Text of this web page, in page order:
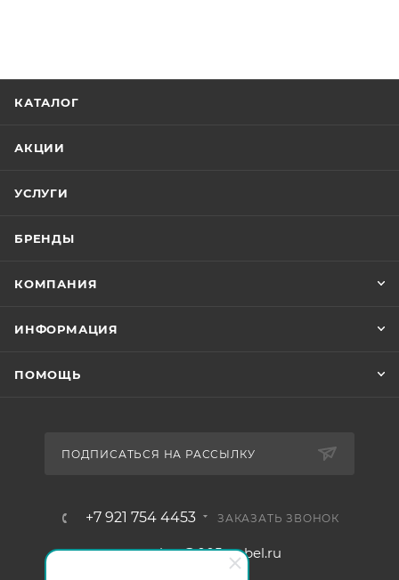
КАТАЛОГ
АКЦИИ
УСЛУГИ
БРЕНДЫ
КОМПАНИЯ
ИНФОРМАЦИЯ
ПОМОЩЬ
ПОДПИСАТЬСЯ НА РАССЫЛКУ
+7 921 754 4453 ЗАКАЗАТЬ ЗВОНОК
zakaz@005mebel.ru